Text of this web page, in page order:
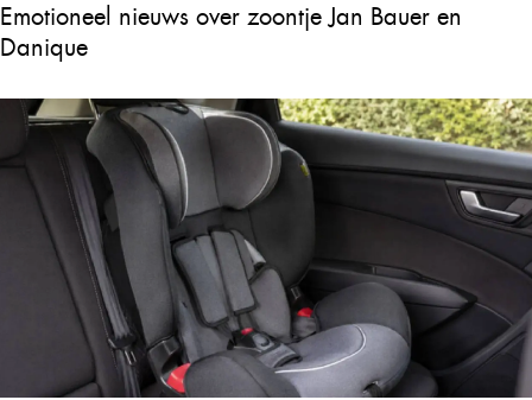
Emotioneel nieuws over zoontje Jan Bauer en
Danique